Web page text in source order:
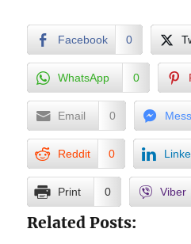
Facebook 0
WhatsApp 0
Email 0
Reddit 0
Print 0 Viber
Related Posts: